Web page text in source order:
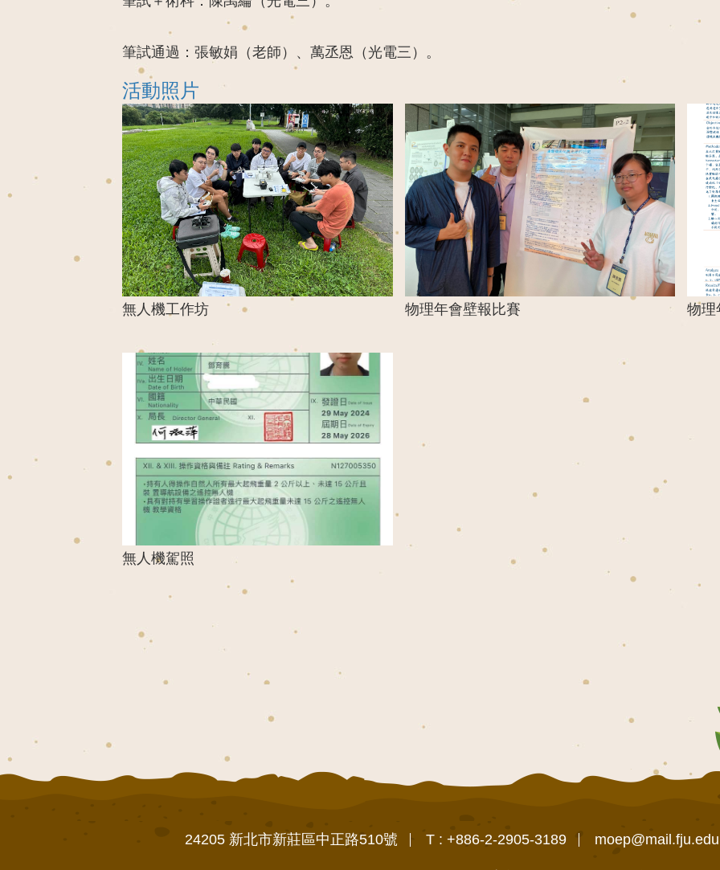
筆試通過：張敏娟（老師）、萬丞恩（光電三）。
活動照片
無人機工作坊 物理年會壁報比賽 物理
無人機駕照
24205 新北市新莊區中正路510號 T : +886-2-2905-3189